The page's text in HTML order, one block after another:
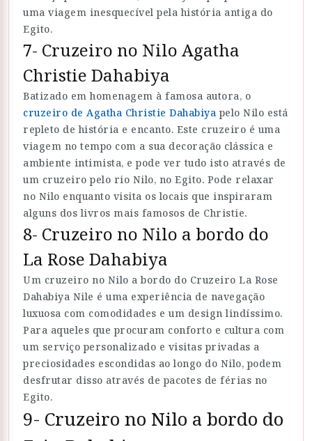
uma viagem inesquecível pela história antiga do
Egito.
7- Cruzeiro no Nilo Agatha
Christie Dahabiya
Batizado em homenagem à famosa autora, o
cruzeiro de Agatha Christie Dahabiya pelo Nilo está
repleto de história e encanto. Este cruzeiro é uma
viagem no tempo com a sua decoração clássica e
ambiente intimista, e pode ver tudo isto através de
um cruzeiro pelo rio Nilo, no Egito. Pode relaxar
no Nilo enquanto visita os locais que inspiraram
alguns dos livros mais famosos de Christie.
8- Cruzeiro no Nilo a bordo do
La Rose Dahabiya
Um cruzeiro no Nilo a bordo do Cruzeiro La Rose
Dahabiya Nile é uma experiência de navegação
luxuosa com comodidades e um design lindíssimo.
Para aqueles que procuram conforto e cultura com
um serviço personalizado e visitas privadas a
preciosidades escondidas ao longo do Nilo, podem
desfrutar disso através de pacotes de férias no
Egito.
9- Cruzeiro no Nilo a bordo do